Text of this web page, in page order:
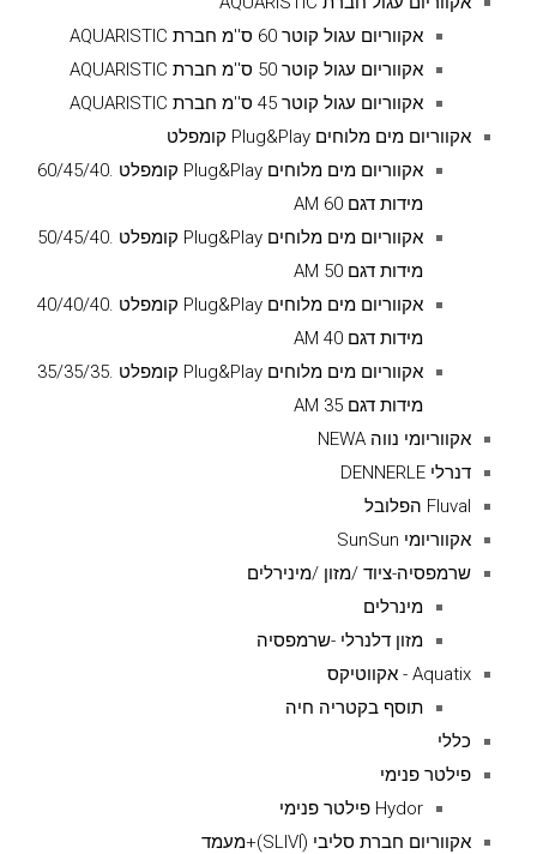
אקווריום עגול קוטר 60 ס''מ חברת AQUARISTIC
אקווריום עגול קוטר 50 ס''מ חברת AQUARISTIC
אקווריום עגול קוטר 45 ס''מ חברת AQUARISTIC
אקווריום מים מלוחים Plug&Play קומפלט
אקווריום מים מלוחים Plug&Play קומפלט .60/45/40
מידות דגם AM 60
אקווריום מים מלוחים Plug&Play קומפלט .50/45/40
מידות דגם AM 50
אקווריום מים מלוחים Plug&Play קומפלט .40/40/40
מידות דגם AM 40
אקווריום מים מלוחים Plug&Play קומפלט .35/35/35
מידות דגם AM 35
אקווריומי נווה NEWA
דנרלי DENNERLE
Fluval הפלובל
אקווריומי SunSun
שרמפסיה-ציוד /מזון /מינירלים
מינרלים
מזון דלנרלי -שרמפסיה
Aquatix - אקווטיקס
תוסף בקטריה חיה
כללי
פילטר פנימי
Hydor פילטר פנימי
אקווריום חברת סליבי (SLIVIׂׂ)+מעמד